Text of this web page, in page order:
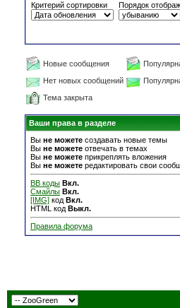
Критерий сортировки
Порядок
Новые сообщения
Нет новых сообщений
Тема закрыта
Ваши права в разделе
Вы не можете создавать новые темы
Вы не можете отвечать в темах
Вы не можете прикреплять вложения
Вы не можете редактировать свои
BB коды Вкл.
Смайлы Вкл.
[IMG] код Вкл.
HTML код Выкл.
Правила форума